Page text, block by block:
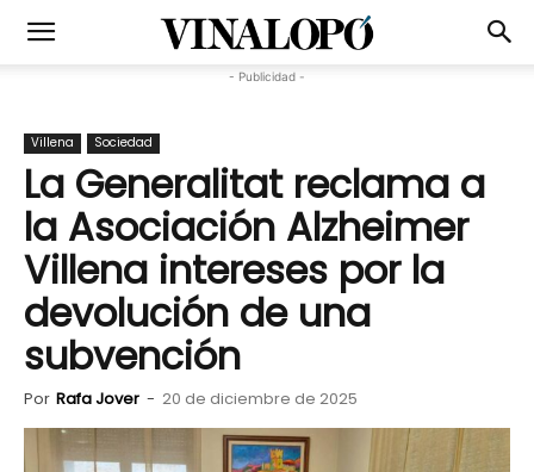
- Publicidad -
Villena Sociedad
La Generalitat reclama a
la Asociación Alzheimer
Villena intereses por la
devolución de una
subvención
Por Rafa Jover - 20 de diciembre de 2025